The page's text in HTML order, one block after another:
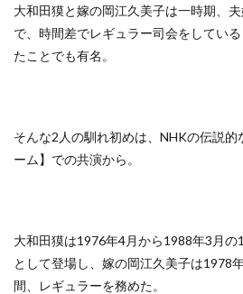
大和田獏と嫁の岡江久美子は一時期、
で、時間差でレギュラー司会をしてい
たことでも有名。
そんな2人の馴れ初めは、NHKの伝説
ーム】での共演から。
大和田獏は1976年4月から1988年3月
として登場し、嫁の岡江久美子は1978
間、レギュラーを務めた。